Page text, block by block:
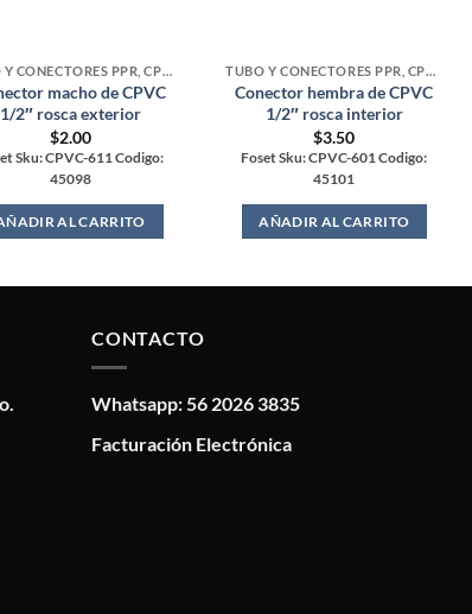
TUBO Y CONECTORES PPR, CPVC, PVC Y COBRE
macho de CPVC
1/2″ rosca exterior
$2.00
Sku: CPVC-611 Codigo:
45098
AL CARRITO
TUBO Y CONECTORES PPR, CPVC, PVC Y COBRE
Conector hembra de CPVC
1/2″ rosca interior
$3.50
Foset Sku: CPVC-601 Codigo:
45101
AÑADIR AL CARRITO
CONTACTO
Whatsapp: 56 2026 3835
Facturación Electrónica